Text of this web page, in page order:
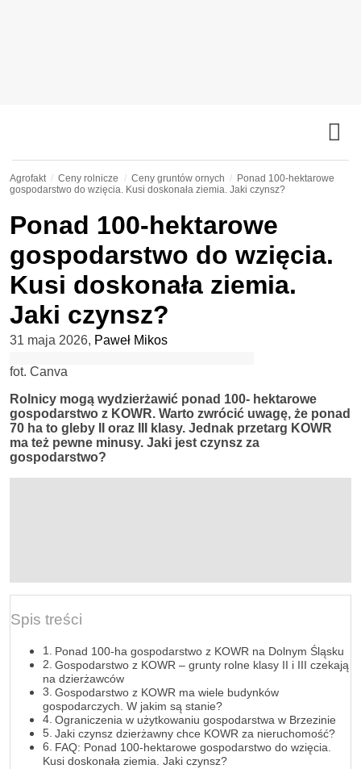
Agrofakt Ceny rolnicze Ceny gruntów ornych
Ponad 100-hektarowe
gospodarstwo do wzięcia. Kusi doskonała ziemia. Jaki czynsz?
Ponad 100-hektarowe
gospodarstwo do wzięcia.
Kusi doskonała ziemia.
Jaki czynsz?
31 maja 2026, Paweł Mikos
fot. Canva
Rolnicy mogą wydzierżawić ponad 100- hektarowe
gospodarstwo z KOWR. Warto zwrócić uwagę, że ponad
70 ha to gleby II oraz III klasy. Jednak przetarg KOWR
ma też pewne minusy. Jaki jest czynsz za
gospodarstwo?
Spis treści
Ponad 100-ha gospodarstwo z KOWR na Dolnym Śląsku
Gospodarstwo z KOWR – grunty rolne klasy II i III czekają
na dzierżawców
Gospodarstwo z KOWR ma wiele budynków
gospodarczych. W jakim są stanie?
Ograniczenia w użytkowaniu gospodarstwa w Brzezinie
Jaki czynsz dzierżawny chce KOWR za nieruchomość?
FAQ: Ponad 100-hektarowe gospodarstwo do wzięcia.
Kusi doskonała ziemia. Jaki czynsz?